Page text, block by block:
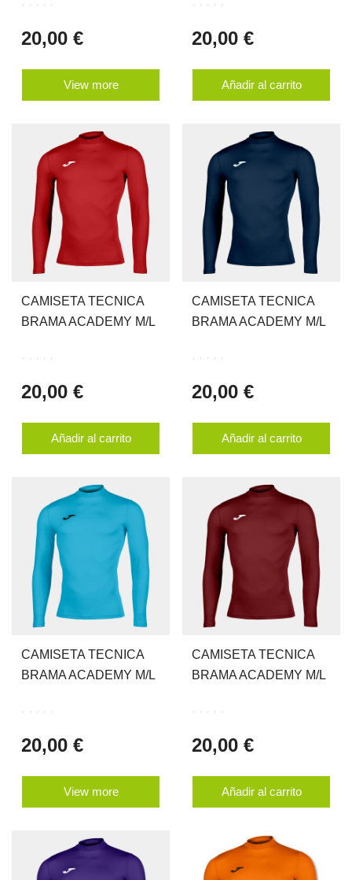
20,00 €
View more
20,00 €
Añadir al carrito
CAMISETA TECNICA
BRAMA ACADEMY M/L
20,00 €
Añadir al carrito
CAMISETA TECNICA
BRAMA ACADEMY M/L
20,00 €
Añadir al carrito
CAMISETA TECNICA
BRAMA ACADEMY M/L
20,00 €
View more
CAMISETA TECNICA
BRAMA ACADEMY M/L
20,00 €
Añadir al carrito